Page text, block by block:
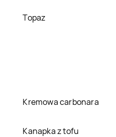
Topaz
Kremowa carbonara
Kanapka z tofu